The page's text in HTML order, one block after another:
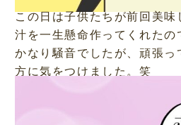
この日は子供たちが前回美
汁を一生懸命作ってくれたの
かなり騒音でしたが、頑張
方に気をつけました。笑